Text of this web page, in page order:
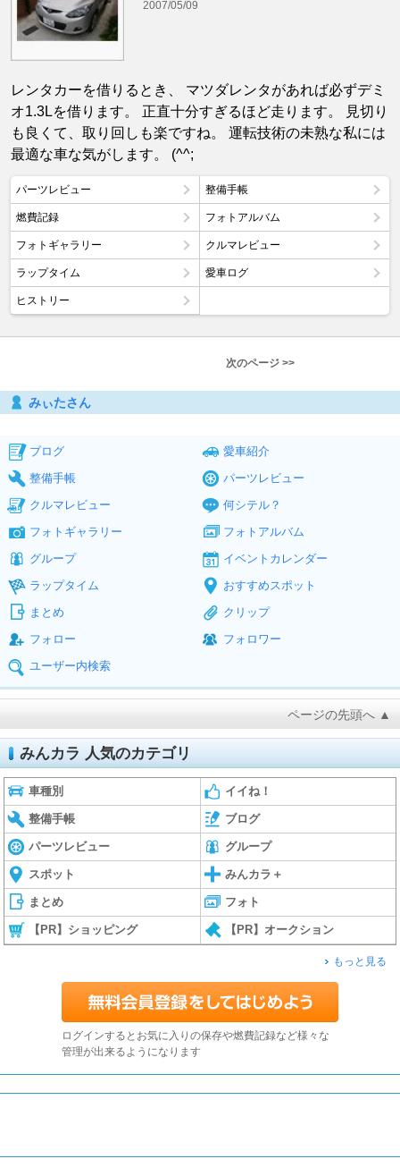
2007/05/09
レンタカーを借りるとき、 マツダレンタがあれば必ずデミ
オ1.3Lを借ります。 正直十分すぎるほど走ります。 見切り
も良くて、取り回しも楽ですね。 運転技術の未熟な私には
最適な車な気がします。 (^^;
パーツレビュー 整備手帳
燃費記録 フォトアルバム
フォトギャラリー クルマレビュー
ラップタイム 愛車ログ
ヒストリー
次のページ >>
みぃたさん
ブログ
愛車紹介
整備手帳
パーツレビュー
クルマレビュー
何シテル？
フォトギャラリー
フォトアルバム
グループ
イベントカレンダー
ラップタイム
おすすめスポット
まとめ
クリップ
フォロー
フォロワー
ユーザー内検索
ページの先頭へ ▲
みんカラ 人気のカテゴリ
車種別 イイね！
整備手帳 ブログ
パーツレビュー グループ
スポット みんカラ＋
まとめ フォト
【PR】ショッピング 【PR】オークション
もっと見る
ログインするとお気に入りの保存や燃費記録など様々な
管理が出来るようになります